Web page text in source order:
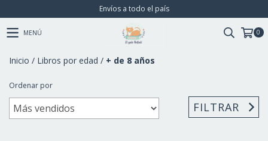
Envíos a todo el país
MENÚ 0
Inicio / Libros por edad / + de 8 años
Ordenar por
FILTRAR